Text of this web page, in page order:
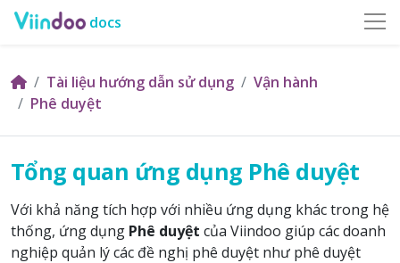
docs
Tài liệu hướng dẫn sử dụng
Vận hành
Phê duyệt
Tổng quan ứng dụng Phê duyệt
Với khả năng tích hợp với nhiều ứng dụng khác trong hệ
thống, ứng dụng Phê duyệt của Viindoo giúp các doanh
nghiệp quản lý các đề nghị phê duyệt như phê duyệt